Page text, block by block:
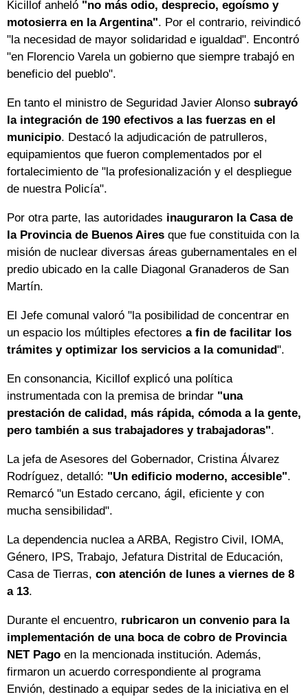
Kicillof anheló "no más odio, desprecio, egoísmo y
motosierra en la Argentina". Por el contrario, reivindicó
"la necesidad de mayor solidaridad e igualdad". Encontró
"en Florencio Varela un gobierno que siempre trabajó en
beneficio del pueblo".
En tanto el ministro de Seguridad Javier Alonso subrayó
la integración de 190 efectivos a las fuerzas en el
municipio. Destacó la adjudicación de patrulleros,
equipamientos que fueron complementados por el
fortalecimiento de "la profesionalización y el despliegue
de nuestra Policía".
Por otra parte, las autoridades inauguraron la Casa de
la Provincia de Buenos Aires que fue constituida con la
misión de nuclear diversas áreas gubernamentales en el
predio ubicado en la calle Diagonal Granaderos de San
Martín.
El Jefe comunal valoró "la posibilidad de concentrar en
un espacio los múltiples efectores a fin de facilitar los
trámites y optimizar los servicios a la comunidad".
En consonancia, Kicillof explicó una política
instrumentada con la premisa de brindar "una
prestación de calidad, más rápida, cómoda a la gente,
pero también a sus trabajadores y trabajadoras".
La jefa de Asesores del Gobernador, Cristina Álvarez
Rodríguez, detalló: "Un edificio moderno, accesible".
Remarcó "un Estado cercano, ágil, eficiente y con
mucha sensibilidad".
La dependencia nuclea a ARBA, Registro Civil, IOMA,
Género, IPS, Trabajo, Jefatura Distrital de Educación,
Casa de Tierras, con atención de lunes a viernes de 8
a 13.
Durante el encuentro, rubricaron un convenio para la
implementación de una boca de cobro de Provincia
NET Pago en la mencionada institución. Además,
firmaron un acuerdo correspondiente al programa
Envión, destinado a equipar sedes de la iniciativa en el